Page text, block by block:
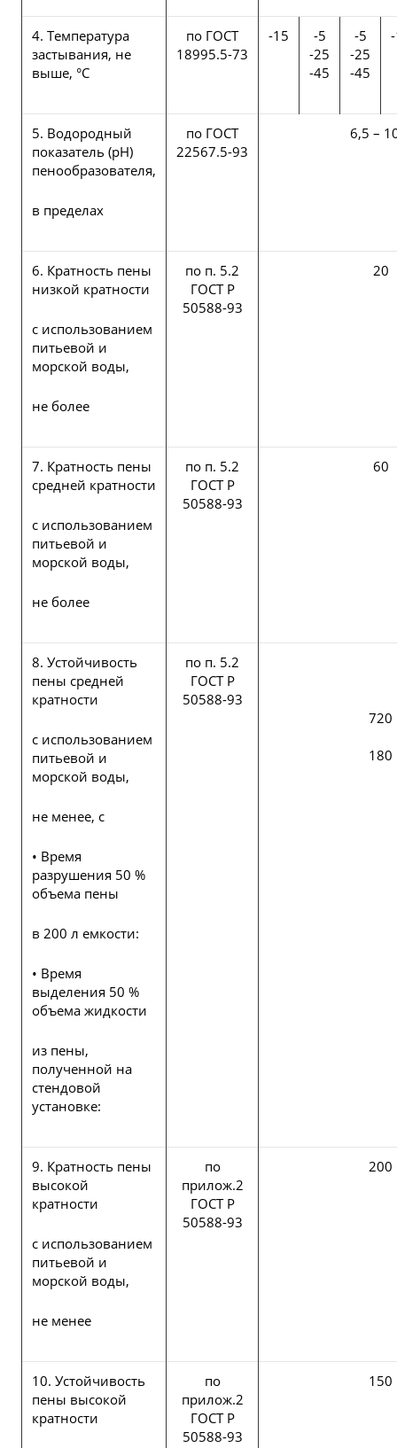
4. Температура
застывания, не
выше, °C
по ГОСТ
18995.5-73
-15
-5
-25
-45
-5
-25
-45
5. Водородный
показатель (рН)
пенообразователя,
в пределах
по ГОСТ
22567.5-93
6,5 –
6. Кратность пены
низкой кратности
с использованием
питьевой и
морской воды,
не более
по п. 5.2
ГОСТ Р
50588-93
20
7. Кратность пены
средней кратности
с использованием
питьевой и
морской воды,
не более
по п. 5.2
ГОСТ Р
50588-93
60
8. Устойчивость
пены средней
кратности
с использованием
питьевой и
морской воды,
не менее, с
• Время
разрушения 50 %
объема пены
в 200 л емкости:
• Время
выделения 50 %
объема жидкости
из пены,
полученной на
стендовой
установке:
по п. 5.2
ГОСТ Р
50588-93
720
180
9. Кратность пены
высокой
кратности
с использованием
питьевой и
морской воды,
не менее
по
прилож.2
ГОСТ Р
50588-93
200
10. Устойчивость
пены высокой
кратности
по
прилож.2
ГОСТ Р
50588-93
150